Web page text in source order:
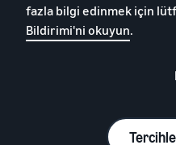
fazla bilgi edinmek için
Bildirimi'ni okuyun.